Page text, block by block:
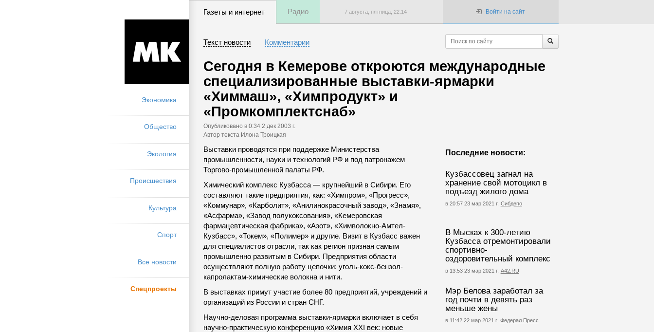
Экономика
Общество
Экология
Происшествия
Культура
Спорт
Все новости
Спецпроекты
Газеты и интернет Радио 7 августа, пятница, 22:14 Войти на сайт
Текст новости Комментарии
Сегодня в Кемерове откроются международные
специализированные выставки-ярмарки
«Химмаш», «Химпродукт» и
«Промкомплектснаб»
Опубликовано в 0:34 2 дек 2003 г.
Автор текста Илона Троицкая
Последние новости:
Кузбассовец загнал на
хранение свой мотоцикл в
подъезд жилого дома
в 20:57 23 мар 2021 г. Сибдепо
В Мысках к 300-летию
Кузбасса отремонтировали
спортивно-
оздоровительный комплекс
в 13:53 23 мар 2021 г. А42.RU
Мэр Белова заработал за
год почти в девять раз
меньше жены
в 11:42 22 мар 2021 г. Федерал Пресс
Выставки проводятся при поддержке Министерства
промышленности, науки и технологий РФ и под патронажем
Торгово-промышленной палаты РФ.
Химический комплекс Кузбасса — крупнейший в Сибири. Его
составляют такие предприятия, как: «Химпром», «Прогресс»,
«Коммунар», «Карболит», «Анилинокрасочный завод», «Знамя»,
«Асфарма», «Завод полукоксования», «Кемеровская
фармацевтическая фабрика», «Азот», «Химволокно-Амтел-
Кузбасс», «Токем», «Полимер» и другие. Визит в Кузбасс важен
для специалистов отрасли, так как регион признан самым
промышленно развитым в Сибири. Предприятия области
осуществляют полную работу цепочки: уголь-кокс-бензол-
капролактам-химические волокна и нити.
В выставках примут участие более 80 предприятий, учреждений и
организаций из России и стран СНГ.
Научно-деловая программа выставки-ярмарки включает в себя
научно-практическую конференцию «Химия XXI век: новые